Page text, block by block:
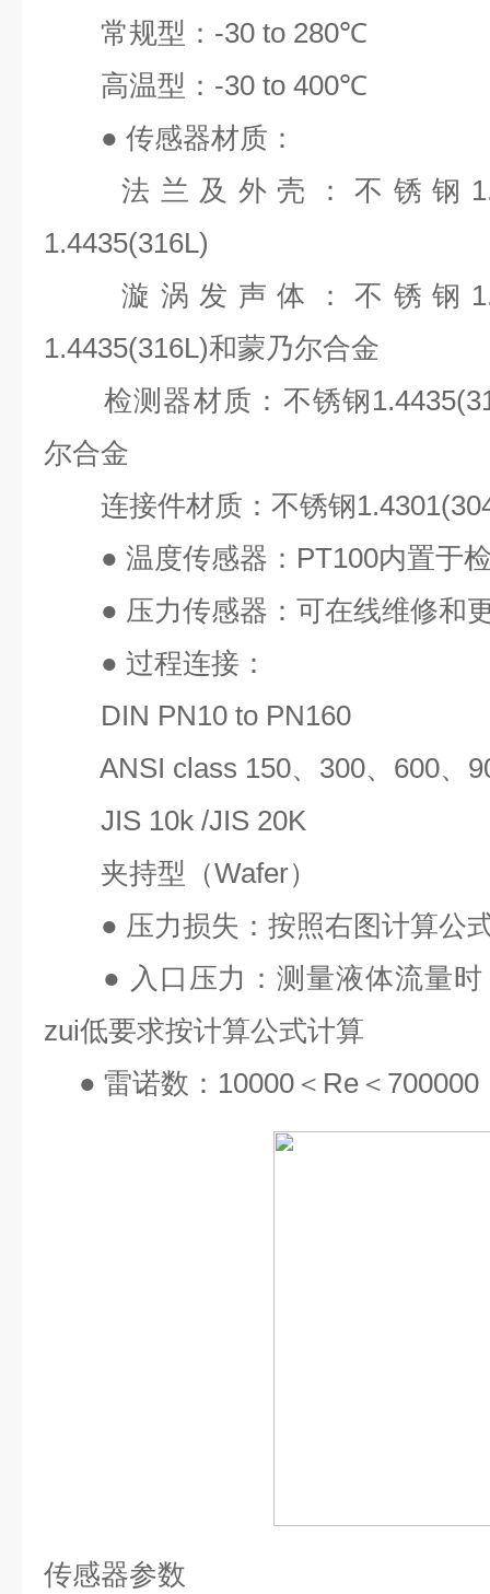
常规型： -30 to 280℃
高温型： -30 to 400℃
● 传感器材质：
法兰及外壳：不锈钢
1.4435(316L)
漩涡发声体：不锈钢
1.4435(316L)和蒙乃尔合金
检测器材质：不锈钢
尔合金
连接件材质：不锈钢
● 温度传感器： PT100内置于
● 压力传感器：可在线维修和
● 过程连接：
DIN PN10 to PN160
ANSI class 150、 300、 600、
JIS 10k /JIS 20K
夹持型（Wafer）
● 压力损失：按照右图计算公
● 入口压力：测量液体流量
zui低要求按计算公式计算
● 雷诺数： 10000 ＜ Re ＜ 700000
传感器参数